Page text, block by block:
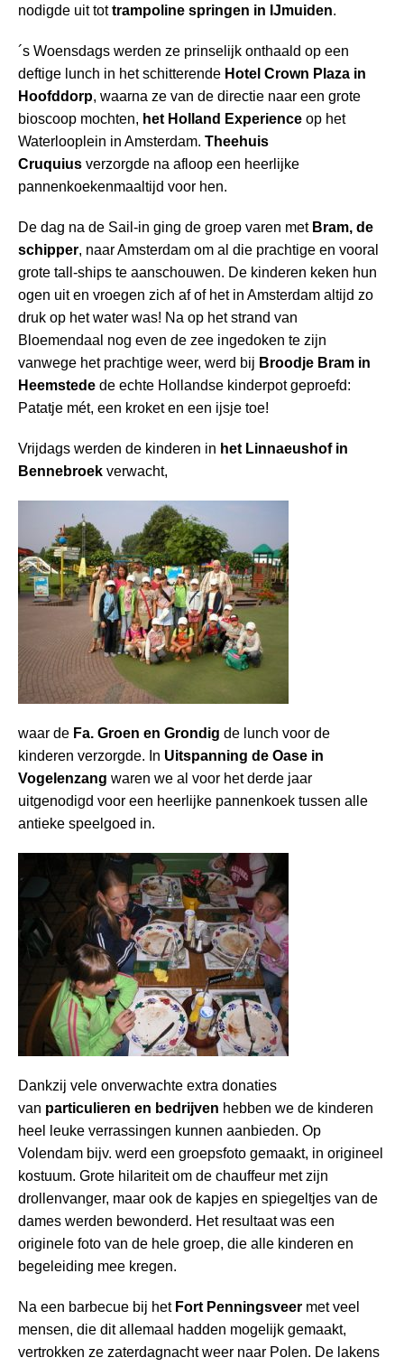
nodigde uit tottrampoline springen in IJmuiden.
´s Woensdags werden ze prinselijk onthaald op een
deftige lunch in het schitterende Hotel Crown Plaza in
Hoofddorp, waarna ze van de directie naar een grote
bioscoop mochten, het Holland Experience op het
Waterlooplein in Amsterdam. Theehuis
Cruquius verzorgde na afloop een heerlijke
pannenkoekenmaaltijd voor hen.
De dag na de Sail-in ging de groep varen met Bram, de
schipper, naar Amsterdam om al die prachtige en vooral
grote tall-ships te aanschouwen. De kinderen keken hun
ogen uit en vroegen zich af of het in Amsterdam altijd zo
druk op het water was! Na op het strand van
Bloemendaal nog even de zee ingedoken te zijn
vanwege het prachtige weer, werd bij Broodje Bram in
Heemstede de echte Hollandse kinderpot geproefd:
Patatje mét, een kroket en een ijsje toe!
Vrijdags werden de kinderen in het Linnaeushof in
Bennebroek verwacht,
waar de Fa. Groen en Grondig de lunch voor de
kinderen verzorgde. In Uitspanning de Oase in
Vogelenzang waren we al voor het derde jaar
uitgenodigd voor een heerlijke pannenkoek tussen alle
antieke speelgoed in.
Dankzij vele onverwachte extra donaties
van particulieren en bedrijven hebben we de kinderen
heel leuke verrassingen kunnen aanbieden. Op
Volendam bijv. werd een groepsfoto gemaakt, in origineel
kostuum. Grote hilariteit om de chauffeur met zijn
drollenvanger, maar ook de kapjes en spiegeltjes van de
dames werden bewonderd. Het resultaat was een
originele foto van de hele groep, die alle kinderen en
begeleiding mee kregen.
Na een barbecue bij het Fort Penningsveer met veel
mensen, die dit allemaal hadden mogelijk gemaakt,
vertrokken ze zaterdagnacht weer naar Polen. De lakens